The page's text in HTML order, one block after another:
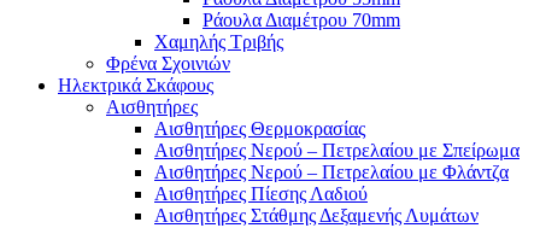
Ράουλα Διαμέτρου 70mm
Χαμηλής Τριβής
Φρένα Σχοινιών
Ηλεκτρικά Σκάφους
Αισθητήρες
Αισθητήρες Θερμοκρασίας
Αισθητήρες Νερού – Πετρελαίου με Σπείρωμα
Αισθητήρες Νερού – Πετρελαίου με Φλάντζα
Αισθητήρες Πίεσης Λαδιού
Αισθητήρες Στάθμης Δεξαμενής Λυμάτων